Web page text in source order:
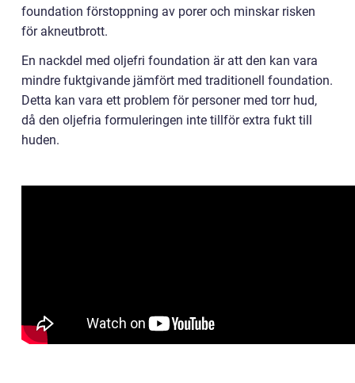
foundation förstoppning av porer och minskar risken
för akneutbrott.
En nackdel med oljefri foundation är att den kan vara
mindre fuktgivande jämfört med traditionell foundation.
Detta kan vara ett problem för personer med torr hud,
då den oljefria formuleringen inte tillför extra fukt till
huden.